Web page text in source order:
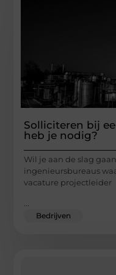
Solliciteren bij
heb je nodig?
Wil je aan de slag
ingenieursbureaus
vacature projectleider
Bedrijven